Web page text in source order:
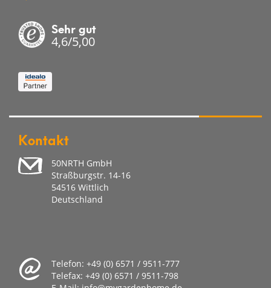
Sehr gut
4,6/5,00
Kontakt
50NRTH GmbH
Straßburgstr. 14-16
54516 Wittlich
Deutschland
Telefon: +49 (0) 6571 / 9511-777
Telefax: +49 (0) 6571 / 9511-798